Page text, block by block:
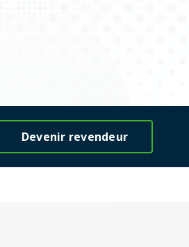
Devenir revendeur